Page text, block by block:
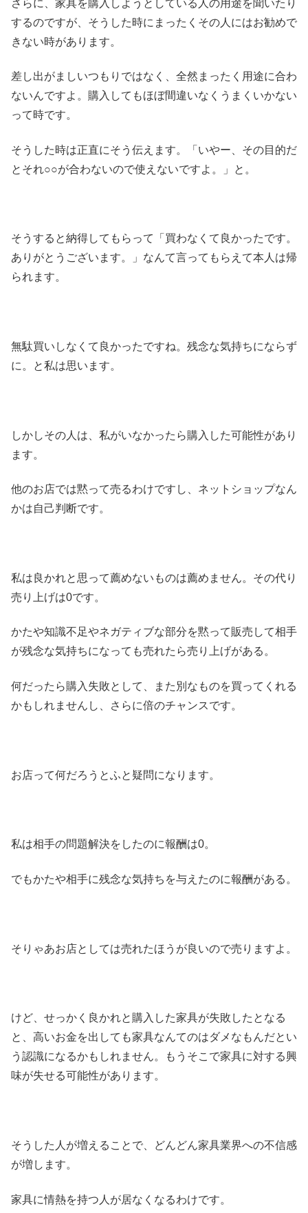
さらに、家具を購入しようとしている人の用途を聞いたり
するのですが、そうした時にまったくその人にはお勧めで
きない時があります。
差し出がましいつもりではなく、全然まったく用途に合わ
ないんですよ。購入してもほぼ間違いなくうまくいかない
って時です。
そうした時は正直にそう伝えます。「いやー、その目的だ
とそれ○○が合わないので使えないですよ。」と。
そうすると納得してもらって「買わなくて良かったです。
ありがとうございます。」なんて言ってもらえて本人は帰
られます。
無駄買いしなくて良かったですね。残念な気持ちにならず
に。と私は思います。
しかしその人は、私がいなかったら購入した可能性があり
ます。
他のお店では黙って売るわけですし、ネットショップなん
かは自己判断です。
私は良かれと思って薦めないものは薦めません。その代り
売り上げは0です。
かたや知識不足やネガティブな部分を黙って販売して相手
が残念な気持ちになっても売れたら売り上げがある。
何だったら購入失敗として、また別なものを買ってくれる
かもしれませんし、さらに倍のチャンスです。
お店って何だろうとふと疑問になります。
私は相手の問題解決をしたのに報酬は0。
でもかたや相手に残念な気持ちを与えたのに報酬がある。
そりゃあお店としては売れたほうが良いので売りますよ。
けど、せっかく良かれと購入した家具が失敗したとなる
と、高いお金を出しても家具なんてのはダメなもんだとい
う認識になるかもしれません。もうそこで家具に対する興
味が失せる可能性があります。
そうした人が増えることで、どんどん家具業界への不信感
が増します。
家具に情熱を持つ人が居なくなるわけです。